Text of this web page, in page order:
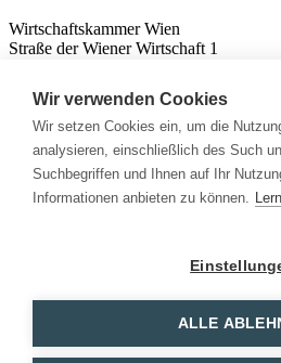
Wirtschaftskammer Wien
Straße der Wiener Wirtschaft 1
Nützliches
Immobilienwissen
Formulare & Rechner
Expert:innen
Info
Wir verwenden Cookies
Wir setzen Cookies ein, um die
analysieren, einschließlich des Such
Suchbegriffen und Ihnen auf Ihr
Informationen anbieten zu können.
ALLE